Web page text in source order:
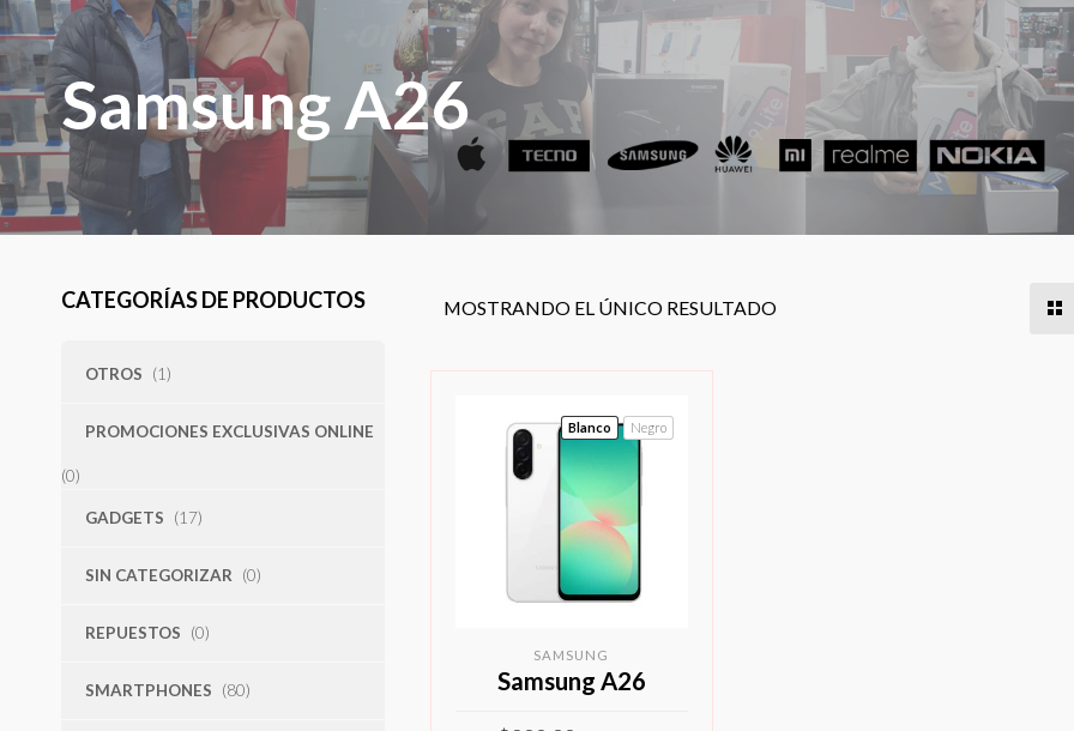
Samsung A26
CATEGORÍAS DE PRODUCTOS
OTROS (1)
PROMOCIONES EXCLUSIVAS ONLINE
(0)
GADGETS (17)
SIN CATEGORIZAR (0)
REPUESTOS (0)
SMARTPHONES (80)
MOSTRANDO EL ÚNICO RESULTADO
Blanco Negro
SAMSUNG
Samsung A26